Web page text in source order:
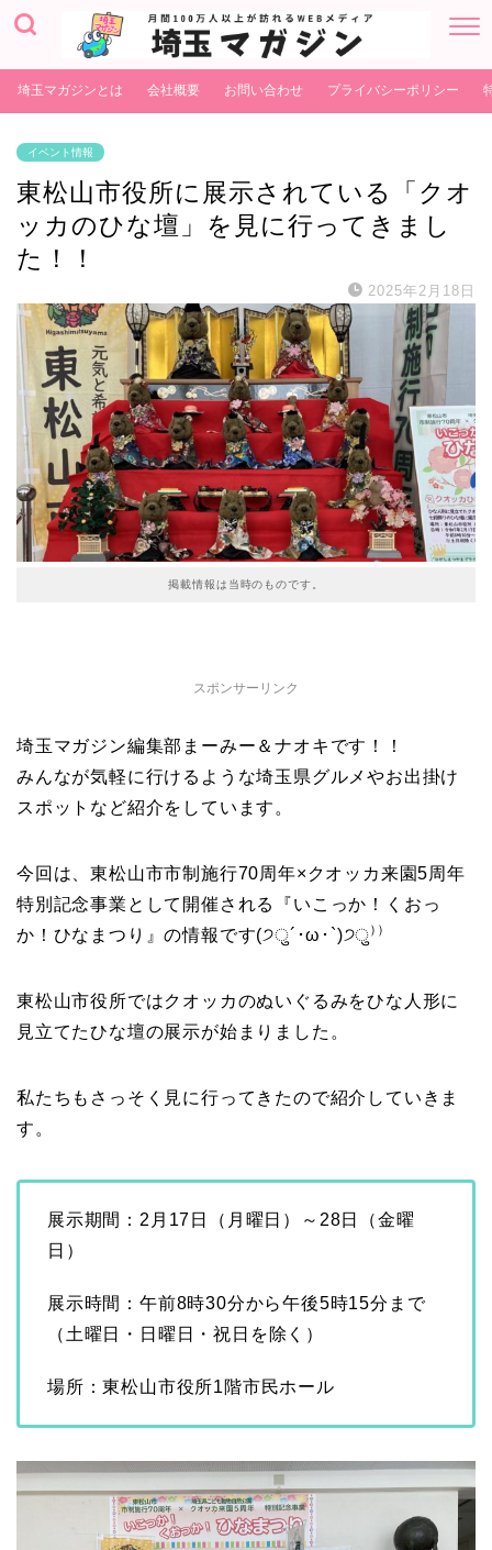
埼玉マガジンとは 会社概要 お問い合わせ プライバシーポリシー
イベント情報
東松山市役所に展示されている「クオ
ッカのひな壇」を見に行ってきまし
た！！
2025年2月18日
掲載情報は当時のものです。
スポンサーリンク
埼玉マガジン編集部まーみー＆ナオキです！！
みんなが気軽に行けるような埼玉県グルメやお出掛け
スポットなど紹介をしています。
今回は、東松山市市制施行70周年×クオッカ来園5周年
特別記念事業として開催される『いこっか！くおっ
か！ひなまつり』の情報です(੭ु´･ω･`)੭ु⁾⁾
東松山市役所ではクオッカのぬいぐるみをひな人形に
見立てたひな壇の展示が始まりました。
私たちもさっそく見に行ってきたので紹介していきま
す。
展示期間：2月17日（月曜日）～28日（金曜
日）
展示時間：午前8時30分から午後5時15分まで
（土曜日・日曜日・祝日を除く）
場所：東松山市役所1階市民ホール